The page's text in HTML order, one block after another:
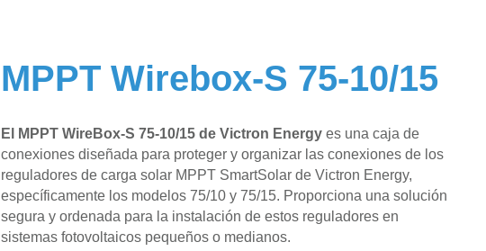
MPPT Wirebox-S 75-10/15
El MPPT WireBox-S 75-10/15 de Victron Energy es una caja de
conexiones diseñada para proteger y organizar las conexiones de los
reguladores de carga solar MPPT SmartSolar de Victron Energy,
específicamente los modelos 75/10 y 75/15. Proporciona una solución
segura y ordenada para la instalación de estos reguladores en
sistemas fotovoltaicos pequeños o medianos.